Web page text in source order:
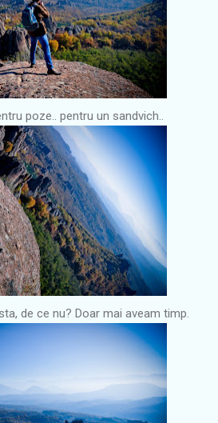
poze.. pentru un sandvich..
de ce nu? Doar mai aveam timp.